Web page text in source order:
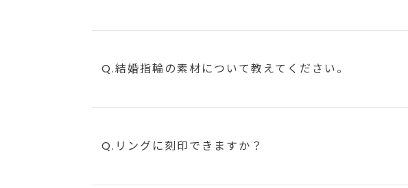
Q.結婚指輪の素材について教えてください。
Q.リングに刻印できますか？